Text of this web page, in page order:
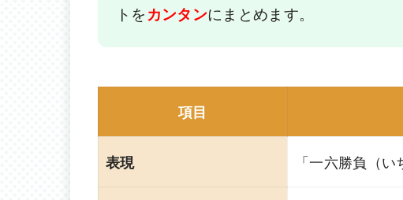
トをカンタンにまとめます。
項目
表現 「一六勝負（い